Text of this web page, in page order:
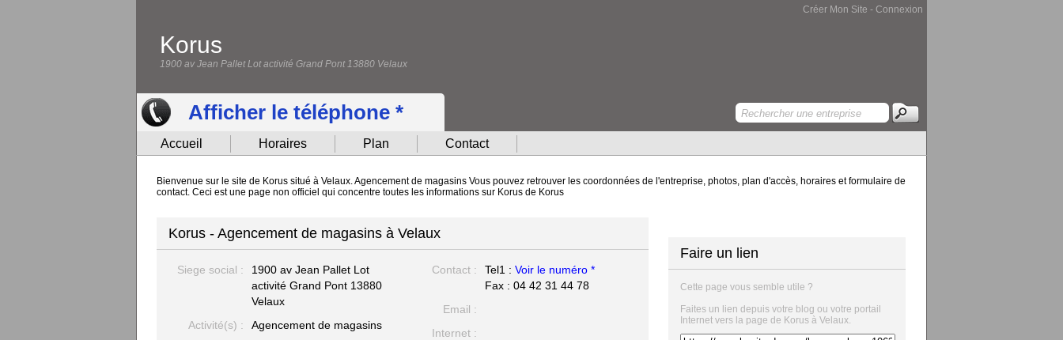
Créer Mon Site - Connexion
Korus
1900 av Jean Pallet Lot activité Grand Pont 13880 Velaux
Afficher le téléphone *
Accueil Horaires Plan Contact
Bienvenue sur le site de Korus situé à Velaux. Agencement de magasins Vous pouvez retrouver les coordonnées de l'entreprise, photos, plan d'accès, horaires et formulaire de
contact. Ceci est une page non officiel qui concentre toutes les informations sur Korus de Korus
Korus - Agencement de magasins à Velaux
Siege social :
1900 av Jean Pallet Lot
activité Grand Pont 13880
Velaux
Activité(s) :
Agencement de magasins
Contact : Tel1 : Voir le numéro *
Fax : 04 42 31 44 78
Email :
Internet :
Faire un lien
Cette page vous semble utile ?
Faites un lien depuis votre blog ou votre portail
Internet vers la page de Korus à Velaux.